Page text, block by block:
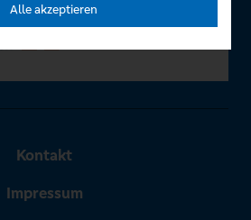
Kontakt
Impressum
Alle akzeptieren